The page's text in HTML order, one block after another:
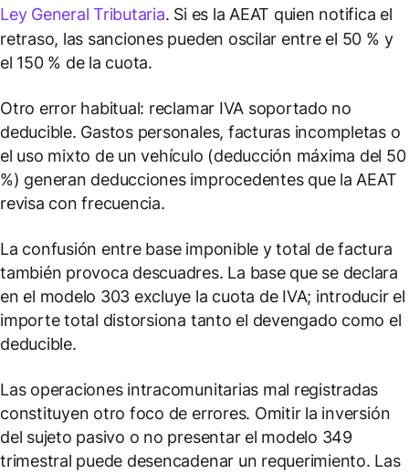
Ley General Tributaria. Si es la AEAT quien notifica el
retraso, las sanciones pueden oscilar entre el 50 % y
el 150 % de la cuota.
Otro error habitual: reclamar IVA soportado no
deducible. Gastos personales, facturas incompletas o
el uso mixto de un vehículo (deducción máxima del 50
%) generan deducciones improcedentes que la AEAT
revisa con frecuencia.
La confusión entre base imponible y total de factura
también provoca descuadres. La base que se declara
en el modelo 303 excluye la cuota de IVA; introducir el
importe total distorsiona tanto el devengado como el
deducible.
Las operaciones intracomunitarias mal registradas
constituyen otro foco de errores. Omitir la inversión
del sujeto pasivo o no presentar el modelo 349
trimestral puede desencadenar un requerimiento. Las